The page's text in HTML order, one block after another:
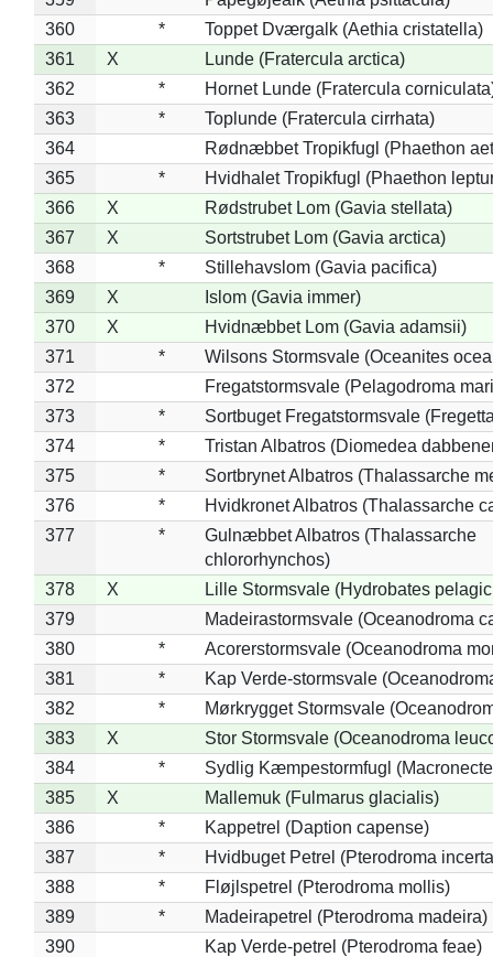
360
*
Toppet Dværgalk (Aethia cristatella)
361
X
Lunde (Fratercula arctica)
362
*
Hornet Lunde (Fratercula
363
*
Toplunde (Fratercula cirrhata)
364
Rødnæbbet Tropikfugl (Phaethon
365
*
Hvidhalet Tropikfugl (Phaethon
366
X
Rødstrubet Lom (Gavia stellata)
367
X
Sortstrubet Lom (Gavia arctica)
368
*
Stillehavslom (Gavia pacifica)
369
X
Islom (Gavia immer)
370
X
Hvidnæbbet Lom (Gavia adamsii)
371
*
Wilsons Stormsvale (Oceanites
372
Fregatstormsvale (Pelagodroma
373
*
Sortbuget Fregatstormsvale
374
*
Tristan Albatros (Diomedea
375
*
Sortbrynet Albatros (Thalassarche
376
*
Hvidkronet Albatros (Thalassarche
377
*
Gulnæbbet Albatros (Thalassarche
chlororhynchos)
378
X
Lille Stormsvale (Hydrobates
379
Madeirastormsvale (Oceanodroma
380
*
Acorerstormsvale (Oceanodroma
381
*
Kap Verde-stormsvale
382
*
Mørkrygget Stormsvale
383
X
Stor Stormsvale (Oceanodroma
384
*
Sydlig Kæmpestormfugl
385
X
Mallemuk (Fulmarus glacialis)
386
*
Kappetrel (Daption capense)
387
*
Hvidbuget Petrel (Pterodroma
388
*
Fløjlspetrel (Pterodroma mollis)
389
*
Madeirapetrel (Pterodroma madeira)
390
Kap Verde-petrel (Pterodroma feae)